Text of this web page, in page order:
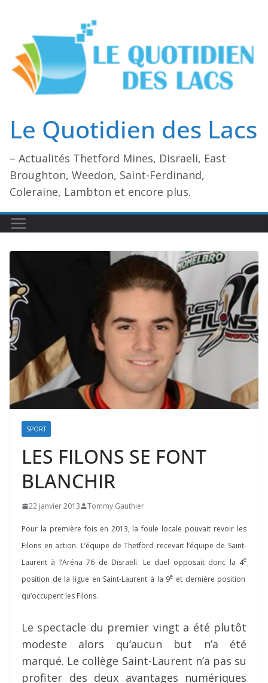
contenu
Le Quotidien des Lacs
– Actualités Thetford Mines, Disraeli, East
Broughton, Weedon, Saint-Ferdinand,
Coleraine, Lambton et encore plus.
SPORT
LES FILONS SE FONT
BLANCHIR
22 janvier 2013 Tommy Gauthier
Pour la première fois en 2013, la foule locale pouvait revoir les
Filons en action. L’équipe de Thetford recevait l’équipe de Saint-
Laurent à l’Aréna 76 de Disraeli. Le duel opposait donc la 4e
position de la ligue en Saint-Laurent à la 9e et dernière position
qu’occupent les Filons.
Le spectacle du premier vingt a été plutôt
modeste alors qu’aucun but n’a été
marqué. Le collège Saint-Laurent n’a pas su
profiter des deux avantages numériques